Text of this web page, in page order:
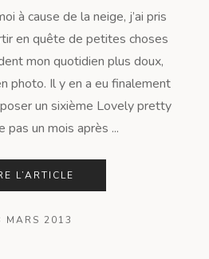
à cause de la neige, j’ai pris
en quête de petites choses
mon quotidien plus doux,
photo. Il y en a eu finalement
un sixième Lovely pretty
pas un mois après ...
L’ARTICLE
MARS 2013